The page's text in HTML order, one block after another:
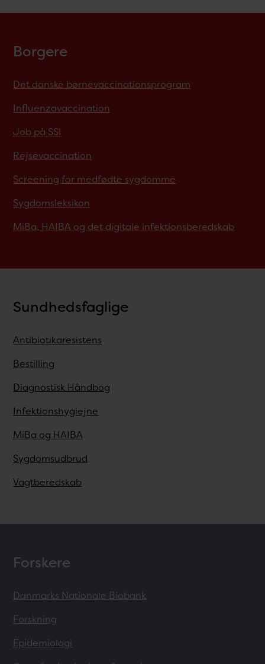
Borgere
Det danske børnevaccinationsprogram
Influenzavaccination
Job på SSI
Rejsevaccination
Screening for medfødte sygdomme
Sygdomsleksikon
MiBa, HAIBA og det digitale infektionsberedskab
Sundhedsfaglige
Antibiotikaresistens
Bestilling
Diagnostisk Håndbog
Infektionshygiejne
MiBa og HAIBA
Sygdomsudbrud
Vagtberedskab
Forskere
Danmarks Nationale Biobank
Forskning
Epidemiologi